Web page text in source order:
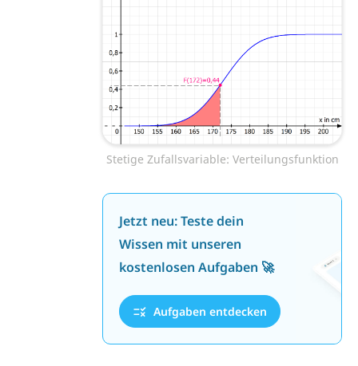
Stetige Zufallsvariable: Verteilungsfunktion
Jetzt neu: Teste dein
Wissen mit unseren
kostenlosen Aufgaben 🚀
Aufgaben entdecken